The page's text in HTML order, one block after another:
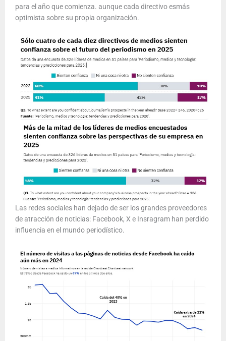
para el año que comienza. aunque cada directivo esmás
optimista sobre su propia organización.
Las redes sociales han dejado de ser los grandes proveedores
de atracción de noticias: Facebook, X e Insragram han perdido
influencia en el mundo periodístico.